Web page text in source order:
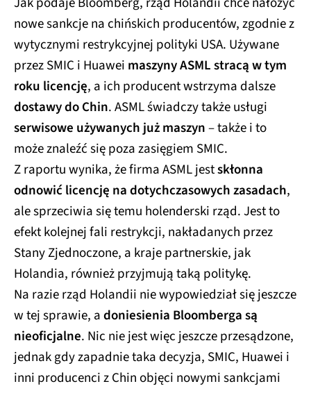
nowe sankcje na chińskich producentów, zgodnie z
wytycznymi restrykcyjnej polityki USA. Używane
przez SMIC i Huawei maszyny ASML stracą w tym
roku licencję, a ich producent wstrzyma dalsze
dostawy do Chin. ASML świadczy także usługi
serwisowe używanych już maszyn– także i to
może znaleźć się poza zasięgiem SMIC.
Z raportu wynika, że firma ASML jestskłonna
odnowić licencję na dotychczasowych zasadach,
ale sprzeciwia się temu holenderski rząd. Jest to
efekt kolejnej fali restrykcji, nakładanych przez
Stany Zjednoczone, a kraje partnerskie, jak
Holandia, również przyjmują taką politykę.
Na razie rząd Holandii nie wypowiedział się jeszcze
w tej sprawie, adoniesienia Bloomberga są
nieoficjalne. Nic nie jest więc jeszcze przesądzone,
jednak gdy zapadnie taka decyzja, SMIC, Huawei i
inni producenci z Chin objęci nowymi sankcjami